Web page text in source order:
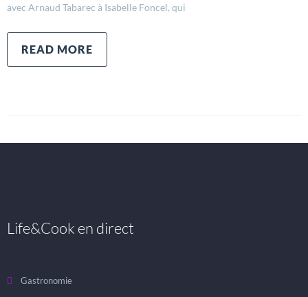
avec Arnaud Tabarec à Isabelle Foncel, qui
READ MORE
Life&Cook en direct
Gastronomie